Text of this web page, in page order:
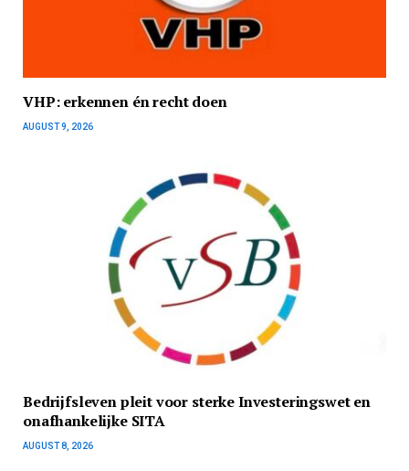
VHP: erkennen én recht doen
AUGUST 9, 2026
Bedrijfsleven pleit voor sterke Investeringswet en
onafhankelijke SITA
AUGUST 8, 2026